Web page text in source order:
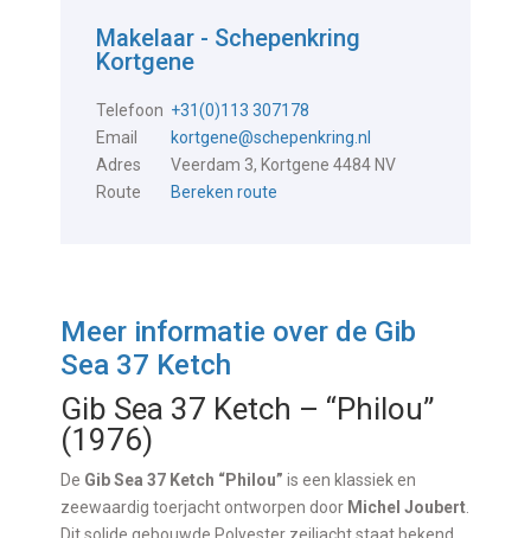
Makelaar - Schepenkring
Kortgene
Telefoon +31(0)113 307178
Email
kortgene@schepenkring.nl
Adres
Veerdam 3, Kortgene 4484 NV
Route
Bereken route
Meer informatie over de Gib
Sea 37 Ketch
Gib Sea 37 Ketch – “Philou”
(1976)
De Gib Sea 37 Ketch “Philou” is een klassiek en
zeewaardig toerjacht ontworpen door Michel Joubert